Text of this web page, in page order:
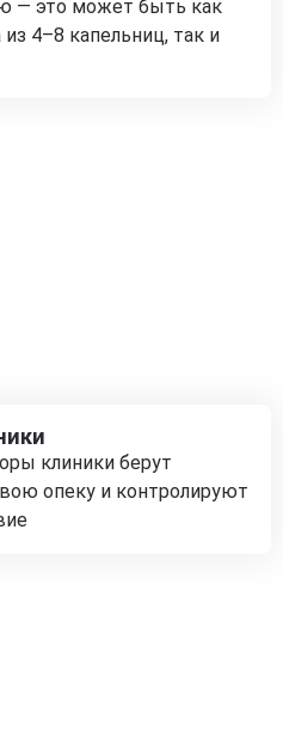
— это может быть как
4–8 капельниц, так и
клиники берут
опеку и контролируют